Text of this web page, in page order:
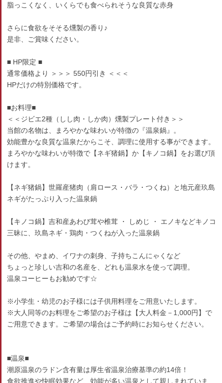
脂っこくなく、いくらでも食べられそうな良質な赤身
さらに食欲をそそる燻製の香り♪
是非、ご賞味ください。
■ HP限定 ■
通常価格より ＞＞＞ 550円引き ＜＜＜
HPだけの特別価格です。
■お料理■
＜＜ジビエ2種（しし肉・しか肉）燻製プレート付き＞＞
当館の名物は、まろやかな味わいが特徴の『温泉鍋』。
効能豊かな良質な温泉だからこそ、調理に使用する事ができます。
まろやかな味わいが特徴で【ネギ猪鍋】か【キノコ鍋】をお選び頂
けます。
【ネギ猪鍋】世羅産猪肉（肩ロース・バラ・つくね）と地元産玖島
ネギがたっぷり入った温泉鍋
【キノコ鍋】吉和産あわび茸や椎茸 ・ しめじ ・ エノキなどキノコ
三昧に、玖島ネギ・鶏肉・つくねが入った温泉鍋
その他、やまめ、イワナの刺身、子持ちこんにゃくなど
ちょっと珍しい吉和の名産を、どれも温泉水を使って調理。
温泉コーヒーもお勧めです☆
※小学生・幼児のお子様には子供用料理をご用意いたします。
※大人同等のお料理をご希望のお子様は【大人料金－1,000円】で
ご用意できます。ご希望の場合はご予約時にお知らせください。
■温泉■
潮原温泉のラドン含有量は厚生省温泉治療基準の約14倍！
食欲推進や快眠効果など、効能が多い温泉として親しまれていま